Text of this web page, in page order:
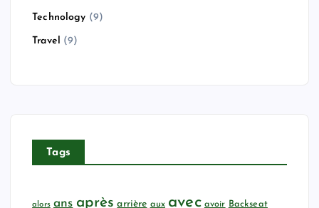
Technology (9)
Travel (9)
Tags
alors ans après arrière aux avec avoir Backseat